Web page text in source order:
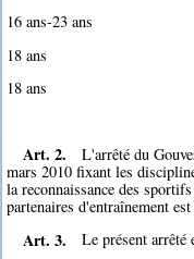
16 ans-23 ans
18 ans
18 ans
Art. 2.
L'arrêté du
mars 2010 fixant les
la reconnaissance des
partenaires d'entraînement
Art. 3. Le présent arrêté